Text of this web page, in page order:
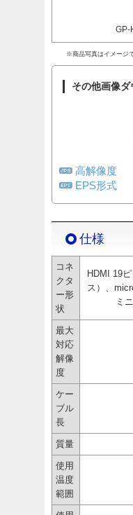
※商品写真はイメージ
その他画像ダ
高解像度
EPS形式
仕様
コネ
クタ
ー形
状
HDMI 19
ス）、
ミ
最大
対応
解像
度
ケー
ブル
長
質量
使用
温度
範囲